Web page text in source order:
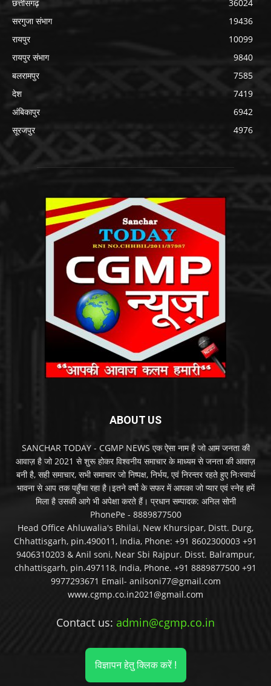
छत्तीसगढ़
36024
सरगुजा संभाग
19436
रायपुर
10099
रायपुर संभाग
9840
बलरामपुर
7585
देश
7419
अंबिकापुर
6942
सूरजपुर
4976
ABOUT US
SANCHAR TODAY - CGMP NEWS एक ऐसा नाम है जो आम जनता की
आवाज़ है जो 2021 से शुरू होकर विश्वनीय समाचार के माध्यम से जनता की आवाज़
बनी है, सही समाचार, सभी समाचार जो निष्पक्ष, निर्भय, एवं निरन्तर रहते हुए निःस्वार्थ
भावना से आप तक पहुँचा रहा है।इतने वर्षो के सफर में आपका जो प्यार एवं स्नेह हमें
मिला है उसकी आगे भी अपेक्षा करते हैं। प्रधान सम्पादक: अनिल सोनी
PhonePe - 8889877500
Head Office Ahluwalia's Bhilai, New Khursipar, Distt. Durg,
Chhattisgarh, pin.490011, India, Phone: +91 8602300003 +91
9406310203 & Anil soni, Near Sbi Rajpur. Disst. Balrampur,
chhattisgarh, pin.497118, India, Phone. +91 8889877500 +91
9977293671 Email- anilsoni77@gmail.com
www.cgmp.co.in2021@gmail.com
Contact us: admin@cgmp.co.in
विज्ञापन हेतु क्लिक करें !